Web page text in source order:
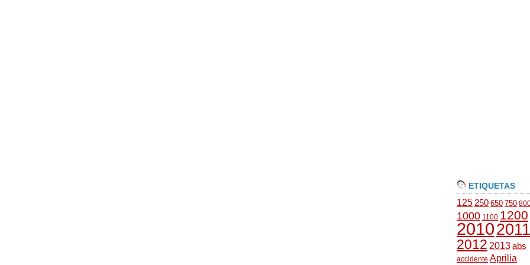
ETIQUETAS
125 250 650 750
1000 1100 1200
20102011
2012 2013abs
accidente Aprilia